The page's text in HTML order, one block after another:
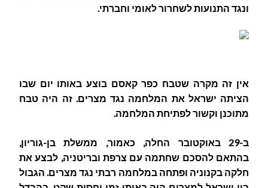
ונגד התנועות לשחרור לאומי וחברתי.
אין זה מקרה שטבח כפר קאסם בוצע באותו יום שבו
הציתה ישראל את המלחמה נגד מצרים. זה היה טבח
מתוכנן וקשור לפתיחת המלחמה.
ב-29 באוקטובר החלה, כאמור, ממשלת בן-גוריון,
בהתאם להסכם שחתמה עם צרפת ובריטניה, לבצע את
חלקה בקנוניה ופתחה במלחמה רבתי נגד מצרים. הגבול